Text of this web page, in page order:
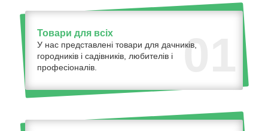
01
Товари для всіх
У нас представлені товари для дачників,
городників і садівників, любителів і
професіоналів.